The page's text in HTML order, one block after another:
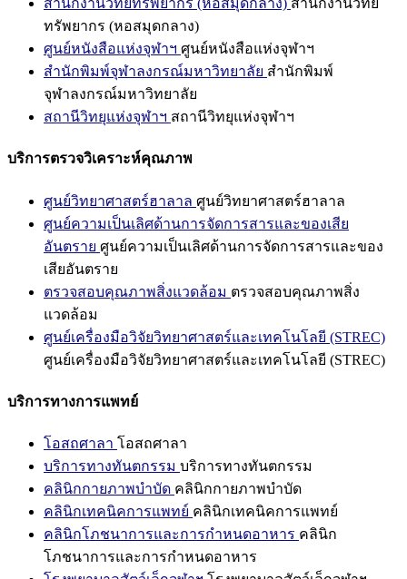
สำนักงานวิทยทรัพยากร (หอสมุดกลาง) สำนักงานวิทย
ทรัพยากร (หอสมุดกลาง)
ศูนย์หนังสือแห่งจุฬาฯ ศูนย์หนังสือแห่งจุฬาฯ
สำนักพิมพ์จุฬาลงกรณ์มหาวิทยาลัย สำนักพิมพ์
จุฬาลงกรณ์มหาวิทยาลัย
สถานีวิทยุแห่งจุฬาฯ สถานีวิทยุแห่งจุฬาฯ
บริการตรวจวิเคราะห์คุณภาพ
ศูนย์วิทยาศาสตร์ฮาลาล ศูนย์วิทยาศาสตร์ฮาลาล
ศูนย์ความเป็นเลิศด้านการจัดการสารและของเสีย
อันตราย ศูนย์ความเป็นเลิศด้านการจัดการสารและของ
เสียอันตราย
ตรวจสอบคุณภาพสิ่งแวดล้อม ตรวจสอบคุณภาพสิ่ง
แวดล้อม
ศูนย์เครื่องมือวิจัยวิทยาศาสตร์และเทคโนโลยี (STREC)
ศูนย์เครื่องมือวิจัยวิทยาศาสตร์และเทคโนโลยี (STREC)
บริการทางการแพทย์
โอสถศาลา โอสถศาลา
บริการทางทันตกรรม บริการทางทันตกรรม
คลินิกกายภาพบำบัด คลินิกกายภาพบำบัด
คลินิกเทคนิคการแพทย์ คลินิกเทคนิคการแพทย์
คลินิกโภชนาการและการกำหนดอาหาร คลินิก
โภชนาการและการกำหนดอาหาร